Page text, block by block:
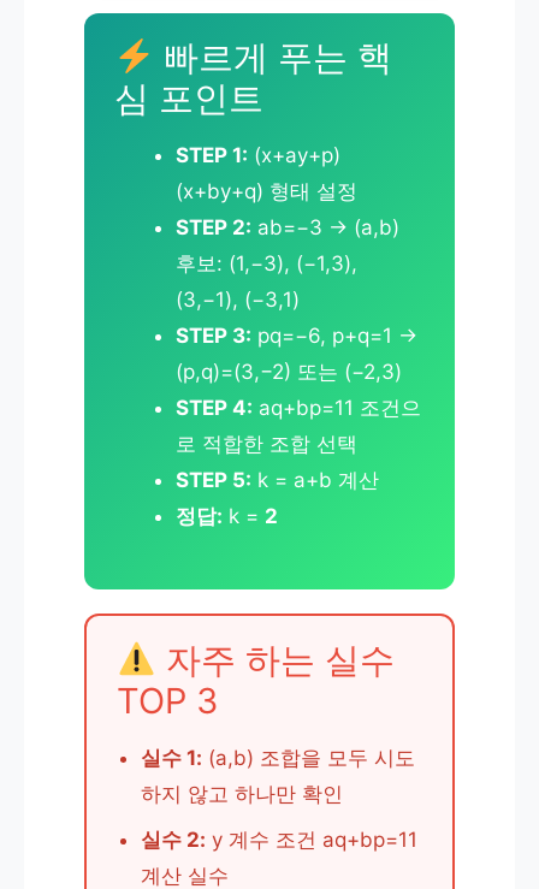
빠르게 푸는 핵
심 포인트
STEP 1: (x+ay+p)
(x+by+q) 형태 설정
STEP 2: ab=−3 → (a,b)
후보: (1,−3), (−1,3),
(3,−1), (−3,1)
STEP 3: pq=−6, p+q=1 →
(p,q)=(3,−2) 또는 (−2,3)
STEP 4: aq+bp=11 조건으
로 적합한 조합 선택
STEP 5: k = a+b 계산
정답: k = 2
자주 하는 실수
TOP 3
실수 1: (a,b) 조합을 모두 시도
하지 않고 하나만 확인
실수 2: y 계수 조건 aq+bp=11
계산 실수